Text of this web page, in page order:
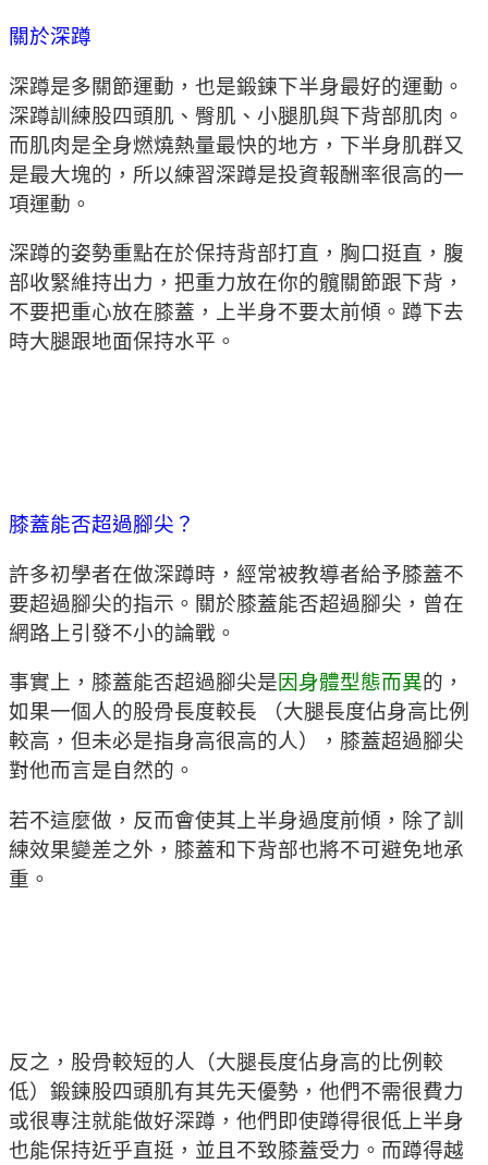
關於深蹲
深蹲是多關節運動，也是鍛鍊下半身最好的運動。
深蹲訓練股四頭肌、臀肌、小腿肌與下背部肌肉。
而肌肉是全身燃燒熱量最快的地方，下半身肌群又
是最大塊的，所以練習深蹲是投資報酬率很高的一
項運動。
深蹲的姿勢重點在於保持背部打直，胸口挺直，腹
部收緊維持出力，把重力放在你的髖關節跟下背，
不要把重心放在膝蓋，上半身不要太前傾。蹲下去
時大腿跟地面保持水平。
膝蓋能否超過腳尖？
許多初學者在做深蹲時，經常被教導者給予膝蓋不
要超過腳尖的指示。關於膝蓋能否超過腳尖，曾在
網路上引發不小的論戰。
事實上，膝蓋能否超過腳尖是因身體型態而異的，
如果一個人的股骨長度較長 （大腿長度佔身高比例
較高，但未必是指身高很高的人），膝蓋超過腳尖
對他而言是自然的。
若不這麼做，反而會使其上半身過度前傾，除了訓
練效果變差之外，膝蓋和下背部也將不可避免地承
重。
反之，股骨較短的人（大腿長度佔身高的比例較
低）鍛鍊股四頭肌有其先天優勢，他們不需很費力
或很專注就能做好深蹲，他們即使蹲得很低上半身
也能保持近乎直挺，並且不致膝蓋受力。而蹲得越